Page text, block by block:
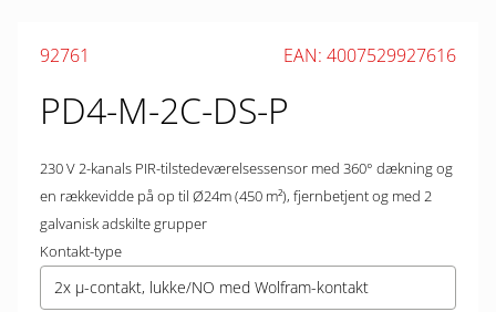
92761 EAN: 4007529927616
PD4-M-2C-DS-P
230 V 2-kanals PIR-tilstedeværelsessensor med 360° dækning og
en rækkevidde på op til Ø24m (450 m²), fjernbetjent og med 2
galvanisk adskilte grupper
Kontakt-type
2x µ-contakt, lukke/NO med Wolfram-kontakt